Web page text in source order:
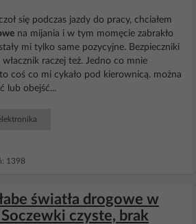
się podczas jazdy do pracy, chciałem
na mijania i w tym momęcie zabrakło
mi tylko same pozycyjne. Bezpieczniki
raczej też. Jedno co mnie
coś co mi cykało pod kierownicą. można
lub obejść...
1398
światła drogowe w
czyste, brak